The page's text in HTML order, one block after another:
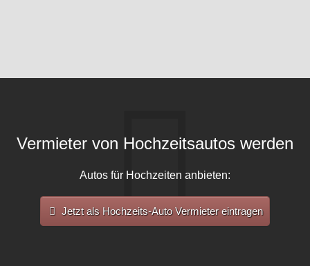
Vermieter von Hochzeitsautos werden
Autos für Hochzeiten anbieten:
Jetzt als Hochzeits-Auto Vermieter eintragen